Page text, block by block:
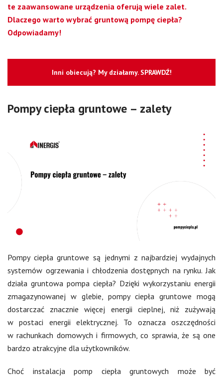
te zaawansowane urządzenia oferują wiele zalet.
Dlaczego warto wybrać gruntową pompę ciepła?
Odpowiadamy!
Inni obiecują? My działamy. SPRAWDŹ!
Pompy ciepła gruntowe – zalety
Pompy ciepła gruntowe są jednymi z najbardziej wydajnych
systemów ogrzewania i chłodzenia dostępnych na rynku. Jak
działa gruntowa pompa ciepła? Dzięki wykorzystaniu energii
zmagazynowanej w glebie, pompy ciepła gruntowe mogą
dostarczać znacznie więcej energii cieplnej, niż zużywają
w postaci energii elektrycznej. To oznacza oszczędności
w rachunkach domowych i firmowych, co sprawia, że są one
bardzo atrakcyjne dla użytkowników.
Choć instalacja pomp ciepła gruntowych może być